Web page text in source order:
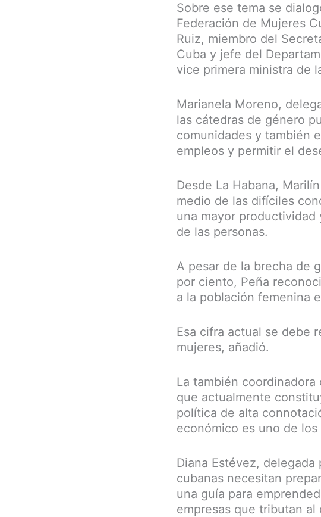
Sobre ese tema se
Federación de Mujeres
Ruiz, miembro del
Cuba y jefe del
vice primera ministra de
Marianela Moreno,
las cátedras de género
comunidades y también
empleos y permitir el
Desde La Habana,
medio de las difíciles
una mayor
de las personas.
A pesar de la brecha de
por ciento, Peña
a la población femenina
Esa cifra actual se debe
mujeres, añadió.
La también
que actualmente
política de alta
económico es uno de
Diana Estévez,
cubanas necesitan
una guía para
empresas que tributan